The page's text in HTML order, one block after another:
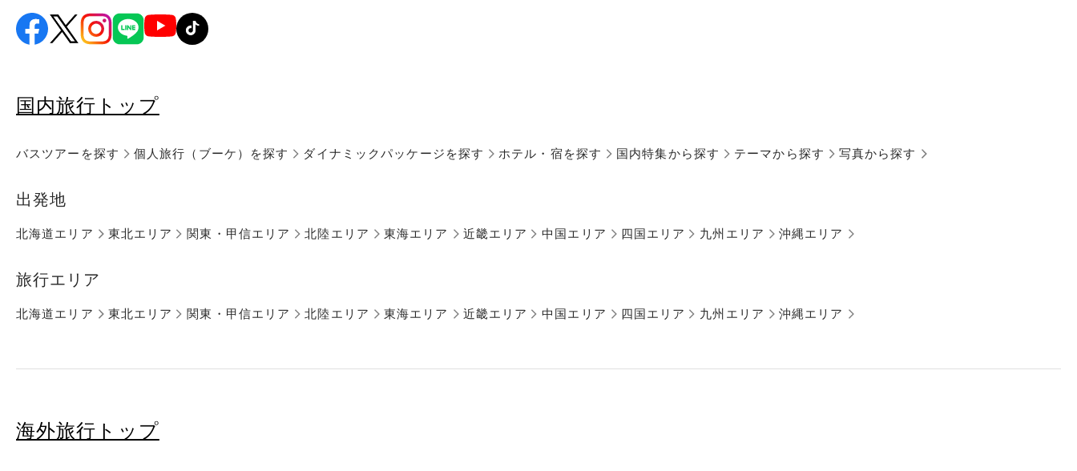
国内旅行トップ
バスツアーを探す 個人旅行（ブーケ）を探す ダイナミックパッケージを探す ホテル・宿を探す 国内特集から探す テーマから探す 写真から探す
出発地
北海道エリア 東北エリア 関東・甲信エリア 北陸エリア 東海エリア 近畿エリア 中国エリア 四国エリア 九州エリア 沖縄エリア
旅行エリア
北海道エリア 東北エリア 関東・甲信エリア 北陸エリア 東海エリア 近畿エリア 中国エリア 四国エリア 九州エリア 沖縄エリア
海外旅行トップ